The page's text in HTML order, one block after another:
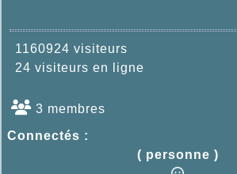
1160924 visiteurs
24 visiteurs en ligne
3 membres
Connectés :
( personne )